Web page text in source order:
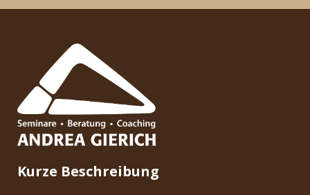
Kurze Beschreibung